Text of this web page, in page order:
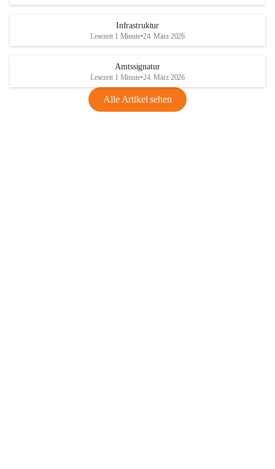
Infrastruktur
Lesezeit 1 Minute•24. März 2026
Amtssignatur
Lesezeit 1 Minute•24. März 2026
Alle Artikel sehen